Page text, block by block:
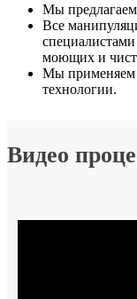
Мы предлагаем
Все
моющих и
Мы применяем
технологии.
Видео